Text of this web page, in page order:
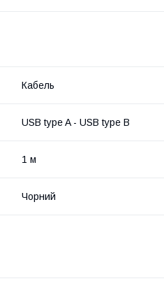
Кабель
USB type A - USB type B
1 м
Чорний